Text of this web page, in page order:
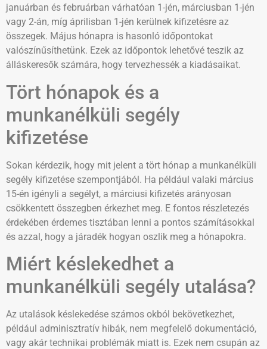
januárban és februárban várhatóan 1-jén, márciusban 1-jén
vagy 2-án, míg áprilisban 1-jén kerülnek kifizetésre az
összegek. Május hónapra is hasonló időpontokat
valószínűsíthetünk. Ezek az időpontok lehetővé teszik az
álláskeresők számára, hogy tervezhessék a kiadásaikat.
Tört hónapok és a
munkanélküli segély
kifizetése
Sokan kérdezik, hogy mit jelent a tört hónap a munkanélküli
segély kifizetése szempontjából. Ha például valaki március
15-én igényli a segélyt, a márciusi kifizetés arányosan
csökkentett összegben érkezhet meg. E fontos részletezés
érdekében érdemes tisztában lenni a pontos számításokkal
és azzal, hogy a járadék hogyan oszlik meg a hónapokra.
Miért késlekedhet a
munkanélküli segély utalása?
Az utalások késlekedése számos okból bekövetkezhet,
például adminisztratív hibák, nem megfelelő dokumentáció,
vagy akár technikai problémák miatt is. Ezek nem csupán az